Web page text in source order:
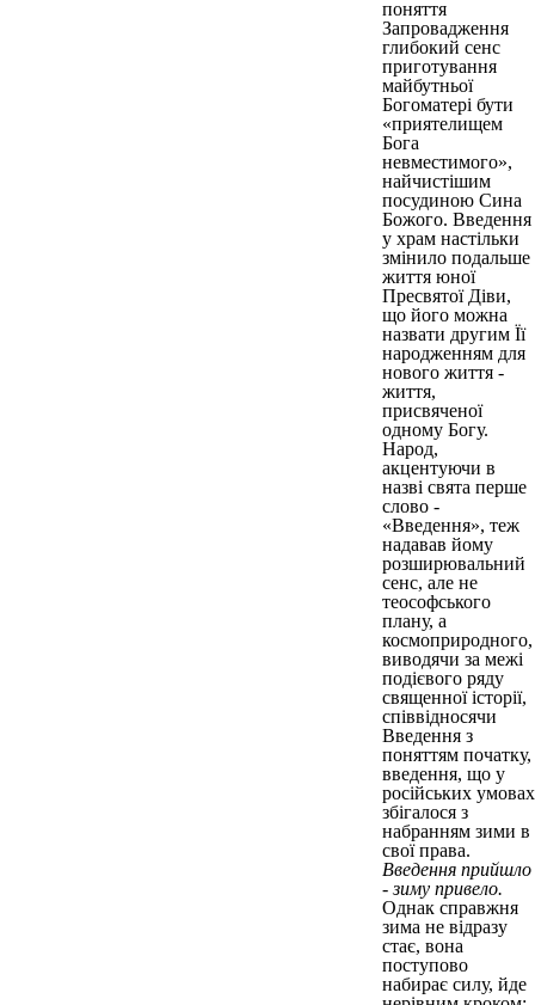
поняття
Запровадження
глибокий сенс
приготування
майбутньої
Богоматері бути
«приятелищем
Бога
невместимого»,
найчистішим
посудиною Сина
Божого. Введення
у храм настільки
змінило подальше
життя юної
Пресвятої Діви,
що його можна
назвати другим Її
народженням для
нового життя -
життя,
присвяченої
одному Богу.
Народ,
акцентуючи в
назві свята перше
слово -
«Введення», теж
надавав йому
розширювальний
сенс, але не
теософського
плану, а
космоприродного,
виводячи за межі
подієвого ряду
священної історії,
співвідносячи
Введення з
поняттям початку,
введення, що у
російських умовах
збігалося з
набранням зими в
свої права.
Введення прийшло
- зиму привело.
Однак справжня
зима не відразу
стає, вона
поступово
набирає силу, йде